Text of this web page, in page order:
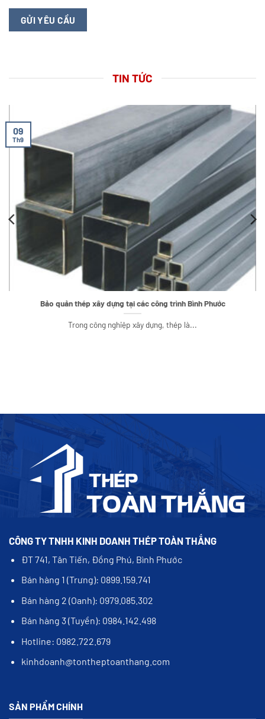
TIN TỨC
Bảo quản thép xây dựng tại các công trình Bình Phước
Trong công nghiệp xây dựng, thép là...
09
Th9
CÔNG TY TNHH KINH DOANH THÉP TOÀN THẮNG
ĐT 741, Tân Tiến, Đồng Phú, Bình Phước
Bán hàng 1 (Trưng): 0899.159.741
Bán hàng 2 (Oanh): 0979.085.302
Bán hàng 3 (Tuyền): 0984.142.498
Hotline: 0982.722.679
kinhdoanh@tontheptoanthang.com
SẢN PHẨM CHÍNH